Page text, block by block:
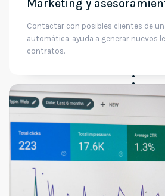
Marketing y
Contactar con posibles clientes de
automática, ayuda a generar nuevos
contratos.